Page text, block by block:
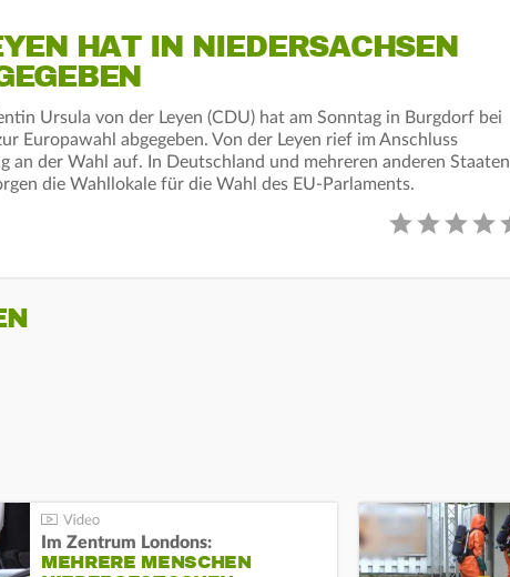
HAT IN NIEDERSACHSEN
Ursula von der Leyen (CDU) hat am Sonntag in Burgdorf bei
Europawahl abgegeben. Von der Leyen rief im Anschluss
an der Wahl auf. In Deutschland und mehreren anderen Staaten
die Wahllokale für die Wahl des EU-Parlaments.
Im Zentrum Londons:
MEHRERE MENSCHEN